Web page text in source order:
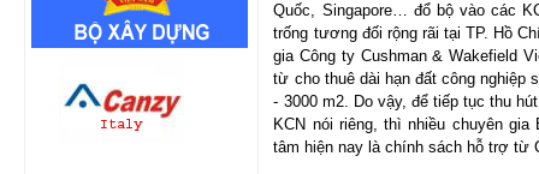
Quốc, Singapore… đổ bộ vào các
trống tương đối rộng rãi tại TP. Hồ
gia Công ty Cushman & Wakefield
từ cho thuê dài hạn đất công nghiệp
- 3000 m2. Do vậy, để tiếp tục thu
KCN nói riêng, thì nhiều chuyên
tâm hiện nay là chính sách hỗ trợ từ